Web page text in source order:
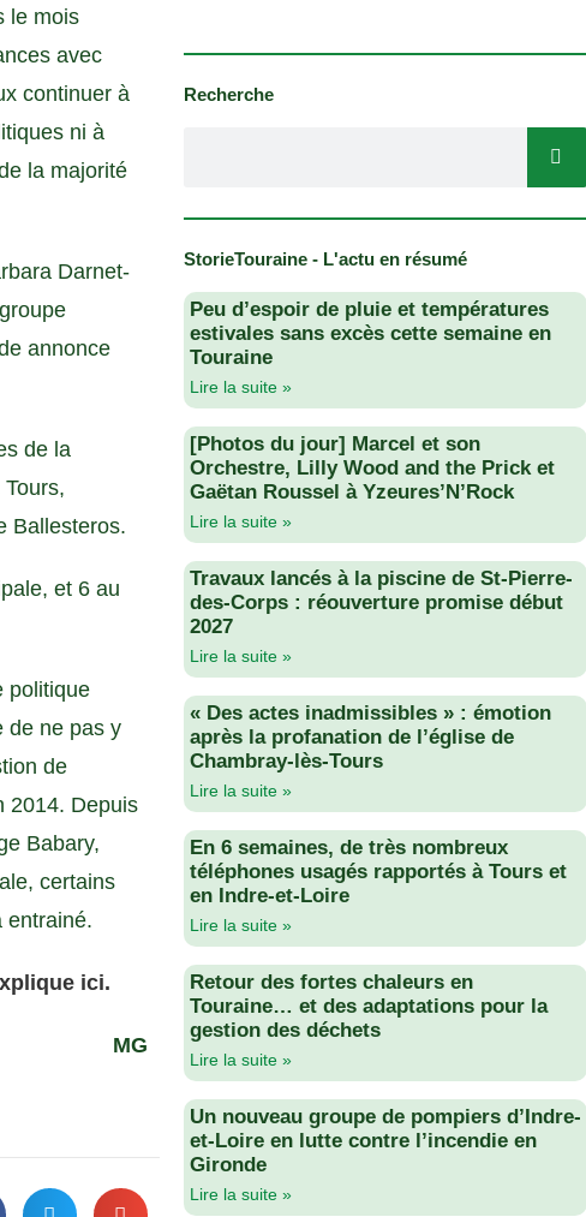
le mois
avec
continuer à
ni à
la majorité
Darnet-
annonce
de la
Ballesteros.
et 6 au
politique
de ne pas y
de
2014. Depuis
Babary,
certains
entrainé.
ici.
MG
Recherche
StorieTouraine - L'actu en résumé
Peu d’espoir de pluie et températures
estivales sans excès cette semaine en
Touraine
Lire la suite »
[Photos du jour] Marcel et son
Orchestre, Lilly Wood and the Prick et
Gaëtan Roussel à Yzeures’N’Rock
Lire la suite »
Travaux lancés à la piscine de St-Pierre-
des-Corps : réouverture promise début
2027
Lire la suite »
« Des actes inadmissibles » : émotion
après la profanation de l’église de
Chambray-lès-Tours
Lire la suite »
En 6 semaines, de très nombreux
téléphones usagés rapportés à Tours et
en Indre-et-Loire
Lire la suite »
Retour des fortes chaleurs en
Touraine… et des adaptations pour la
gestion des déchets
Lire la suite »
Un nouveau groupe de pompiers d’Indre-
et-Loire en lutte contre l’incendie en
Gironde
Lire la suite »